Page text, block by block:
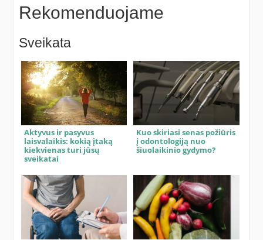
Rekomenduojame
Sveikata
Aktyvus ir pasyvus
laisvalaikis: kokią įtaką
kiekvienas turi jūsų
sveikatai
Kuo skiriasi senas požiūris
į odontologiją nuo
šiuolaikinio gydymo?